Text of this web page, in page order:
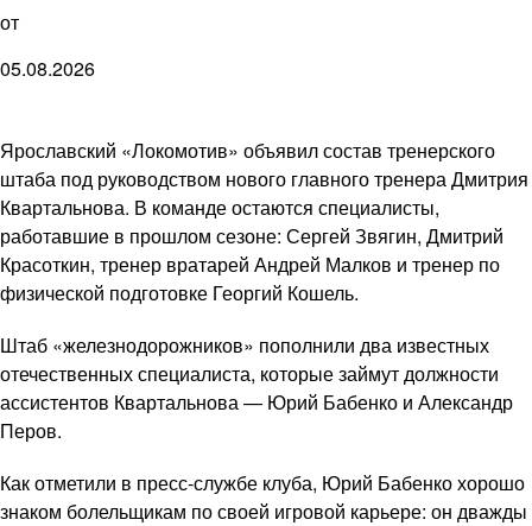
от
05.08.2026
Ярославский «Локомотив» объявил состав тренерского
штаба под руководством нового главного тренера Дмитрия
Квартальнова. В команде остаются специалисты,
работавшие в прошлом сезоне: Сергей Звягин, Дмитрий
Красоткин, тренер вратарей Андрей Малков и тренер по
физической подготовке Георгий Кошель.
Штаб «железнодорожников» пополнили два известных
отечественных специалиста, которые займут должности
ассистентов Квартальнова — Юрий Бабенко и Александр
Перов.
Как отметили в пресс-службе клуба, Юрий Бабенко хорошо
знаком болельщикам по своей игровой карьере: он дважды